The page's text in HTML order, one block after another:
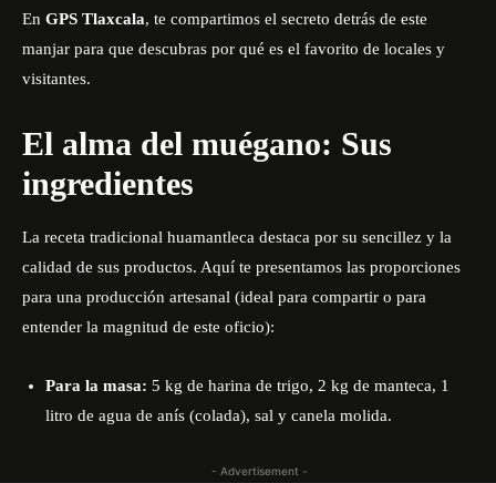
En GPS Tlaxcala, te compartimos el secreto detrás de este
manjar para que descubras por qué es el favorito de locales y
visitantes.
El alma del muégano: Sus
ingredientes
La receta tradicional huamantleca destaca por su sencillez y la
calidad de sus productos. Aquí te presentamos las proporciones
para una producción artesanal (ideal para compartir o para
entender la magnitud de este oficio):
Para la masa: 5 kg de harina de trigo, 2 kg de manteca, 1
litro de agua de anís (colada), sal y canela molida.
- Advertisement -